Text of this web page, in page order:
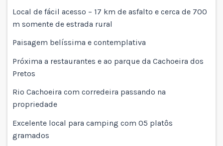
Local de fácil acesso – 17 km de asfalto e cerca de 700
m somente de estrada rural
Paisagem belíssima e contemplativa
Próxima a restaurantes e ao parque da Cachoeira dos
Pretos
Rio Cachoeira com corredeira passando na
propriedade
Excelente local para camping com 05 platôs
gramados